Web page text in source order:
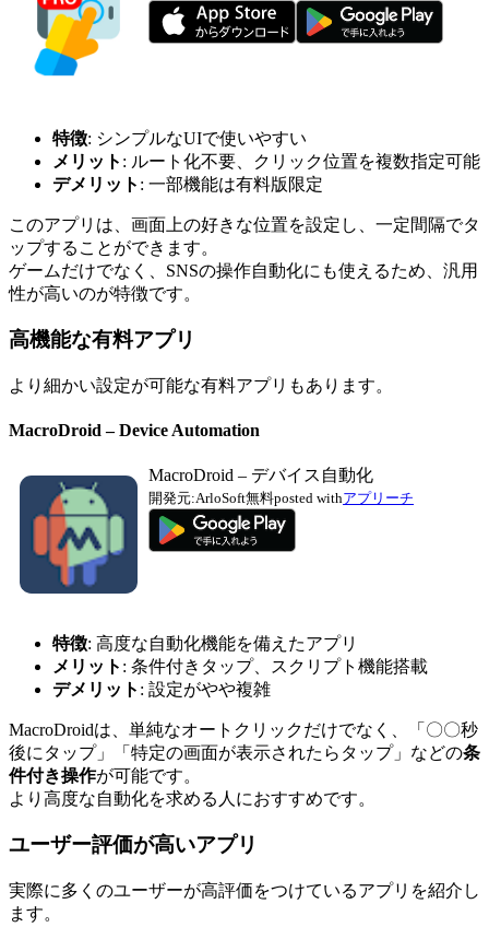
特徴: シンプルなUIで使いやすい
メリット : ルート化不要、クリック位置を複数指定可能
デメリット : 一部機能は有料版限定
このアプリは、画面上の好きな位置を設定し、一定間隔でタ
ップすることができます。
ゲームだけでなく、SNSの操作自動化にも使えるため、汎用
性が高いのが特徴です。
高機能な有料アプリ
より細かい設定が可能な有料アプリもあります。
MacroDroid – Device Automation
MacroDroid – デバイス自動化
開発元:ArloSoft無料posted withアプリーチ
特徴: 高度な自動化機能を備えたアプリ
メリット : 条件付きタップ、スクリプト機能搭載
デメリット : 設定がやや複雑
MacroDroidは、単純なオートクリックだけでなく、「〇〇秒
後にタップ」「特定の画面が表示されたらタップ」などの条
件付き操作が可能です。
より高度な自動化を求める人におすすめです。
ユーザー評価が高いアプリ
実際に多くのユーザーが高評価をつけているアプリを紹介し
ます。